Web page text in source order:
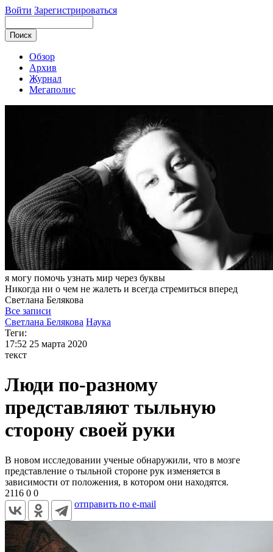
Войти Зарегистрироваться
Обзор
Архив
Журнал
Мегаполис
я могу помочь узнать мир через буквы
Никогда ни о чем не жалеть и всегда стремиться вперед
Светлана Белякова
Все записи
Светлана Белякова Наука
Теги:
17:52 25 марта 2020
текст
Люди по-разному
представляют тыльную
сторону своей руки
В новом исследовании ученые обнаружили, что в мозге
представление о тыльной стороне рук изменяется в
зависимости от положения, в котором они находятся.
2116 0 0
отправить по e-mail